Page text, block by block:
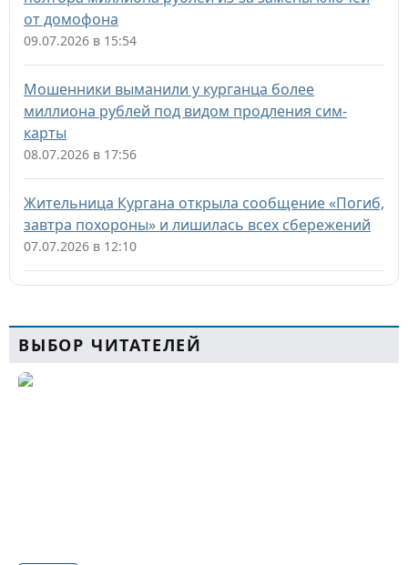
от домофона
09.07.2026 в 15:54
Мошенники выманили у курганца более
миллиона рублей под видом продления сим-
карты
08.07.2026 в 17:56
Жительница Кургана открыла сообщение «Погиб,
завтра похороны» и лишилась всех сбережений
07.07.2026 в 12:10
ВЫБОР ЧИТАТЕЛЕЙ